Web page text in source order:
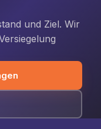
und Ziel. Wir